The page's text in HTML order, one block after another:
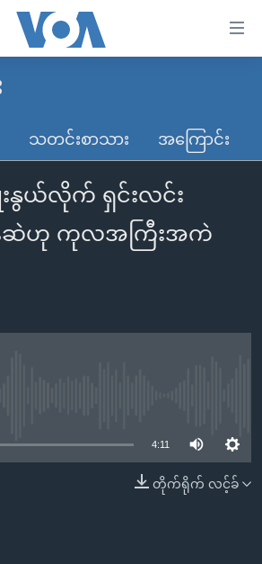
အလွန်
သတင်းစာသား အကြောင်း
းနွယ်လိုက် ရှင်းလင်း
ေဆဲဟု ကုလအကြီးအကဲ
4:11
တိုက်ရိုက် လင့်ခ်